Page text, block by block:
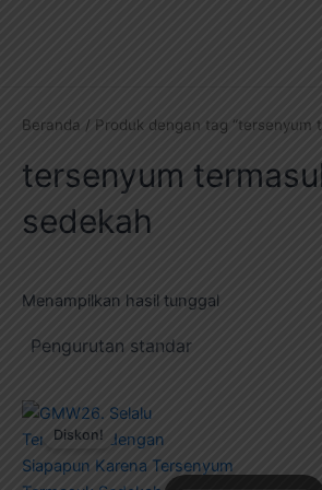
Beranda / Produk dengan tag “tersenyum
tersenyum
sedekah
Menampilkan hasil tunggal
Diskon!
Harga
aslinya
adalah:
Rp50.000.
ini
adalah:
Rp15.000.